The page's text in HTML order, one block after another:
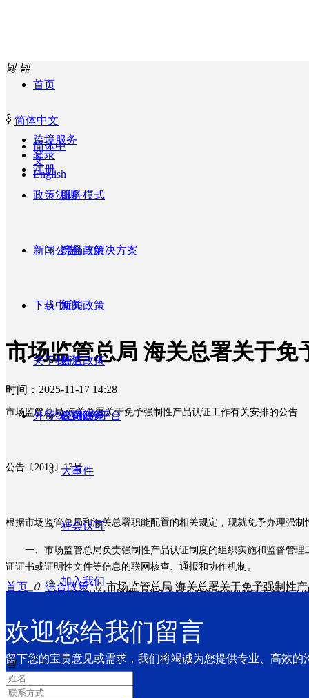
首页
跨境服务
服务模式
产品与解决方案
政策法规
综合政策
海关政策
外汇政策
税务政策
新闻公告
新闻
公告
下载中心
关于我们
公司简介
大事件
社会认可
加入我们
外贸综合服务平台
ꀅ 简体中文
简体中
文
English
登录
注册
넳 넲
市场监管总局 海关总署关于免
时间： 2025-11-17 14:28
市场监管总局 海关总署关于免予强制性产品认证工作有关安排的公告
公告 〔 201 9 〕13号
根据市场监管总局和海关总署职能配置的相关规定，现就免予办理强
一、市场监管总局负责强制性产品认证制度的组织实施和监督管理
证证书或证明性文件等信息的联网核查、通报和协作机制 。
二、在2019年3月31日以前，继续由各地海关依据机构改革前的工
三、自 2019年 4 月 日起，由市场监管部门承接免予办理强制性产品
五、对属于强制性产品认证监管范围且符合免予办理强制性产品认
首页 ꄲ 综合政策 ꄲ 市场监管总局 海关总署关于免予强制性
欢迎您给我们留言
留下您的宝贵意见或需求，我们将竭诚为您提供专业、高效
끸